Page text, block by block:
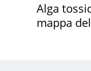
Alga
mappa